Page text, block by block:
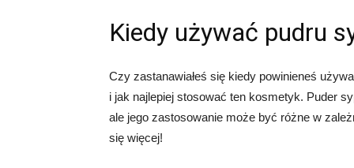
Kiedy używać pudru
Czy zastanawiałeś się kiedy powinieneś
i jak najlepiej stosować ten kosmetyk. Puder
ale jego zastosowanie może być różne w
się więcej!